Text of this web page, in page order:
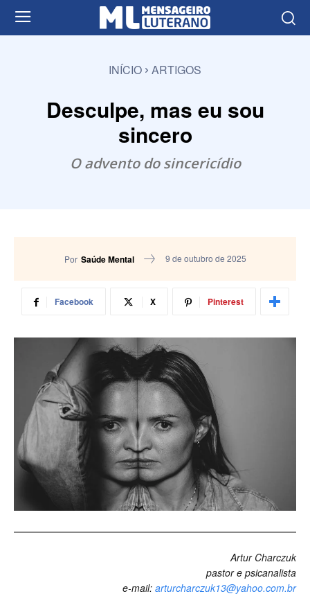
INÍCIO ARTIGOS
Desculpe, mas eu sou
sincero
O advento do sincericídio
Por Saúde Mental 9 de outubro de 2025
Facebook X Pinterest
Artur Charczuk
pastor e psicanalista
e-mail: arturcharczuk13@yahoo.com.br